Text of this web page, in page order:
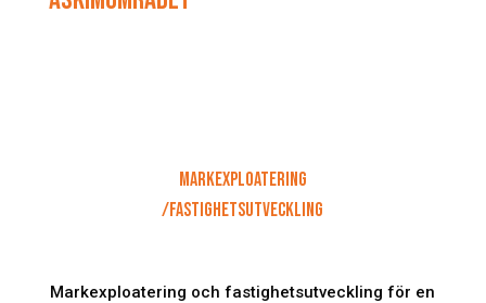
MARKEXPLOATERING
/FASTIGHETSUTVECKLING
Markexploatering och fastighetsutveckling för en